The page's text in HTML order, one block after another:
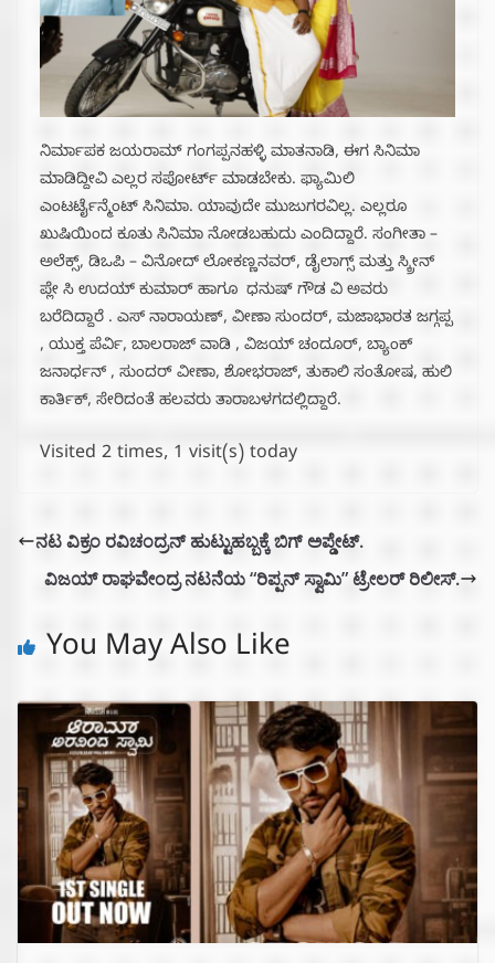
ನಿರ್ಮಾಪಕ ಜಯರಾಮ್ ಗಂಗಪ್ಪನಹಳ್ಳಿ ಮಾತನಾಡಿ, ಈಗ ಸಿನಿಮಾ‌
ಮಾಡಿದ್ದೀವಿ ಎಲ್ಲರ ಸಪೋರ್ಟ್ ಮಾಡಬೇಕು. ಫ್ಯಾಮಿಲಿ
ಎಂಟರ್ಟೈನ್ಮೆಂಟ್ ಸಿನಿಮಾ. ಯಾವುದೇ‌ ಮುಜುಗರವಿಲ್ಲ. ಎಲ್ಲರೂ
ಖುಷಿಯಿಂದ ಕೂತು ಸಿನಿಮಾ ನೋಡಬಹುದು ಎಂದಿದ್ದಾರೆ. ಸಂಗೀತಾ –
ಅಲೆಕ್ಸ್, ಡಿಒಪಿ – ವಿನೋದ್ ಲೋಕಣ್ಣನವರ್, ಡೈಲಾಗ್ಸ್ ಮತ್ತು ಸ್ಕ್ರೀನ್
ಪ್ಲೇ ಸಿ ಉದಯ್ ಕುಮಾರ್ ಹಾಗೂ ಧನುಷ್ ಗೌಡ ವಿ ಅವರು
ಬರೆದಿದ್ದಾರೆ . ಎಸ್ ನಾರಾಯಣ್, ವೀಣಾ ಸುಂದರ್, ‌ಮಜಾಭಾರತ ಜಗ್ಗಪ್ಪ
, ಯುಕ್ತ ಪೆರ್ವಿ, ಬಾಲರಾಜ್ ವಾಡಿ , ವಿಜಯ್ ಚಂದೂರ್, ಬ್ಯಾಂಕ್
ಜನಾರ್ಧನ್ , ಸುಂದರ್ ವೀಣಾ, ಶೋಭರಾಜ್, ತುಕಾಲಿ ಸಂತೋಷ, ಹುಲಿ
ಕಾರ್ತಿಕ್, ಸೇರಿದಂತೆ ಹಲವರು ತಾರಾಬಳಗದಲ್ಲಿದ್ದಾರೆ.
Visited 2 times, 1 visit(s) today
ನಟ ವಿಕ್ರಂ ರವಿಚಂದ್ರನ್ ಹುಟ್ಟುಹಬ್ಬಕ್ಕೆ ಬಿಗ್ ಅಪ್ಡೇಟ್.
ವಿಜಯ್ ರಾಘವೇಂದ್ರ ನಟನೆಯ “ರಿಪ್ಪನ್ ಸ್ವಾಮಿ” ಟ್ರೇಲರ್ ರಿಲೀಸ್.
You May Also Like